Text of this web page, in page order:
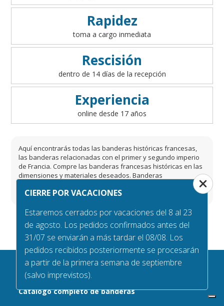
Rapidez
toma a cargo inmediata
Rescisión
dentro de 14 días de la recepción
Experiencia
online desde 17 años
Aquí encontrarás todas las banderas históricas francesas,
las banderas relacionadas con el primer y segundo imperio
de Francia. Compre las banderas francesas históricas en las
dimensiones y materiales deseados. Banderas
napoleónicas y vinculadas a los territorios conquistados por
los diferentes imperios de Francia.
Catálogo completo de banderas
CIERRE POR VACACIONES
Estaremos cerrados por vacaciones del 8 al 23
de agosto. Los pedidos confirmados antes del
31/07 se enviarán a más tardar el 08/08. Los
pedidos recibidos posteriormente se procesarán
a partir de la primera semana de septiembre
(salvo imprevistos).